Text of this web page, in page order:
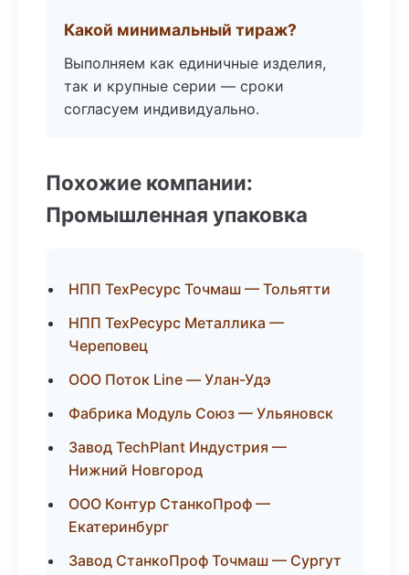
Какой минимальный тираж?
Выполняем как единичные изделия,
так и крупные серии — сроки
согласуем индивидуально.
Похожие компании:
Промышленная упаковка
НПП ТехРесурс Точмаш — Тольятти
НПП ТехРесурс Металлика —
Череповец
ООО Поток Line — Улан-Удэ
Фабрика Модуль Союз — Ульяновск
Завод TechPlant Индустрия —
Нижний Новгород
ООО Контур СтанкоПроф —
Екатеринбург
Завод СтанкоПроф Точмаш — Сургут